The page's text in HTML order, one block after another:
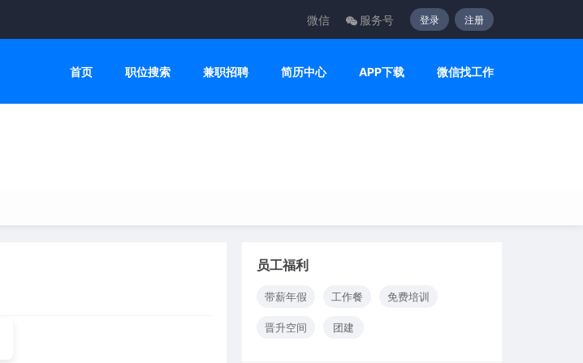
微信 服务号 登录 注册
首页 职位搜索 兼职招聘 简历中心 APP下载 微信找工作
员工福利
带薪年假 工作餐
免费培训
晋升空间
团建